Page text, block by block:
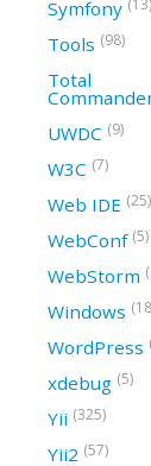
Symfony (13)
Tools (98)
Total
UWDC (9)
W3C (7)
Web IDE (25)
WebConf (5)
WebStorm
Windows
WordPress
xdebug (5)
Yii (325)
Yii2 (57)